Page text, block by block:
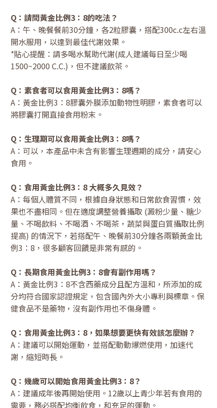
Q：請問黃金比例3：8的吃法？
A：午、晚餐餐前30分鐘，各2粒膠囊，搭配300c.c左右溫
開水服用，以達到最佳代謝效果。
*貼心提醒：請多喝水幫助代謝(成人建議每日至少喝
1500~2000 C.C.)，但不建議飲茶。
Q：素食者可以食用黃金比例3：8嗎？
A：黃金比例3：8膠囊外膜添加動物性明膠，素食者可以
將膠囊打開直接食用粉末。
Q：生理期可以食用黃金比例3：8嗎？
A：可以，本產品中未含有影響生理週期的成分，請安心
食用。
Q：食用黃金比例3：8 大概多久見效？
A：每個人體質不同，根據自身狀態和日常飲食習慣，效
果也不盡相同。但在適度調整營養攝取 (澱粉少量、糖少
量、不喝飲料、不喝酒、不喝茶，蔬菜與蛋白質攝取比例
提高) 的情況下，若搭配午、晚餐前30分鐘各兩顆黃金比
例3：8，很多顧客回饋是非常有感的。
Q：長期食用黃金比例3：8會有副作用嗎？
A：黃金比例3：8不含西藥成分且配方溫和，所添加的成
分均符合國家認證規定，包含國內外大小專利與標章。保
健食品不是藥物，沒有副作用也不傷身體。
Q：食用黃金比例3：8，如果想要更快有效該怎麼辦？
A：建議可以開始運動，並搭配動動爆燃使用，加速代
謝，縮短時長。
Q：幾歲可以開始食用黃金比例3：8？
A：建議成年後再開始使用。12歲以上青少年若有食用的
需要，務必搭配均衡飲食，和充足的運動。